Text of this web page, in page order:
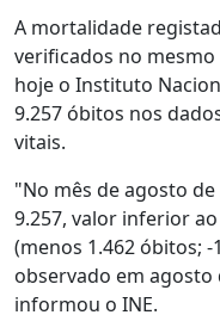
A mortalidade
verificados no
hoje o Instituto
9.257 óbitos nos
vitais.
"No mês de agosto
9.257, valor inferior
(menos 1.462 óbitos;
observado em agosto
informou o INE.